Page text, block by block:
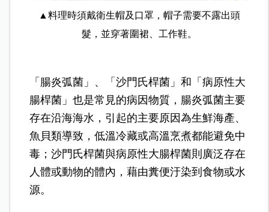
▲料理時須戴衛生帽及口罩，帽子需要不露出頭
髮，並穿著圍裙、工作鞋。
「腸炎弧菌」、「沙門氏桿菌」和「病原性大
腸桿菌」也是常見的病因物質，腸炎弧菌主要
存在沿海海水，引起的主要原因為生鮮海產、
魚貝類導致，低溫冷藏或高溫烹煮都能避免中
毒；沙門氏桿菌與病原性大腸桿菌則廣泛存在
人體或動物的體內，藉由糞便汙染到食物或水
源。